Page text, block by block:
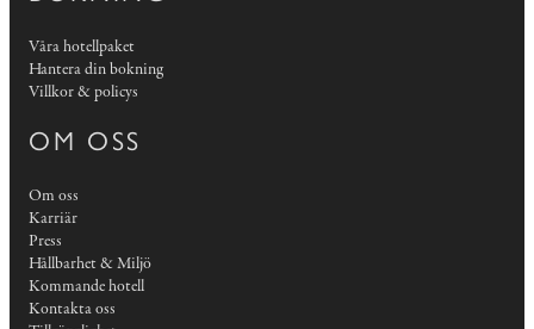
Våra hotellpaket
Hantera din bokning
Villkor & policys
OM OSS
Om oss
Karriär
Press
Hållbarhet & Miljö
Kommande hotell
Kontakta oss